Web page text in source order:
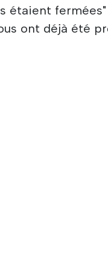
étaient
ont déjà été